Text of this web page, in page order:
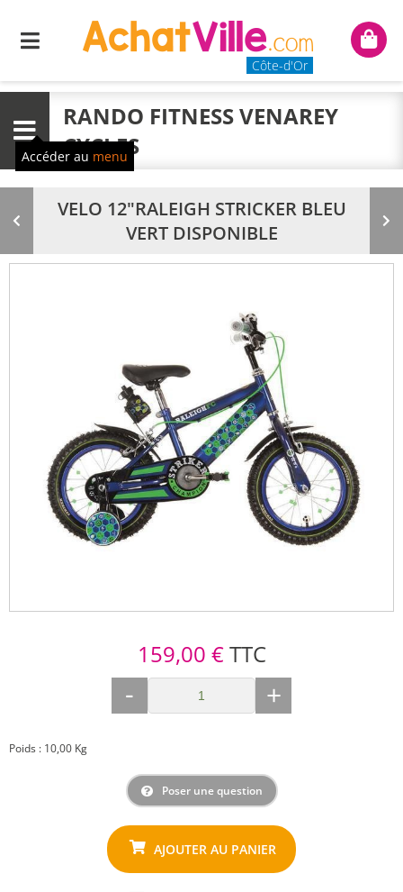
Menu
Côte-d'Or
Mon
Menu
RANDO FITNESS VENAREY
CYCLES
Accéder au menu
Produit
VELO 12"RALEIGH STRICKER BLEU
VERT DISPONIBLE
159,00 €TTC
- +
Poids : 10,00 Kg
Poser une question